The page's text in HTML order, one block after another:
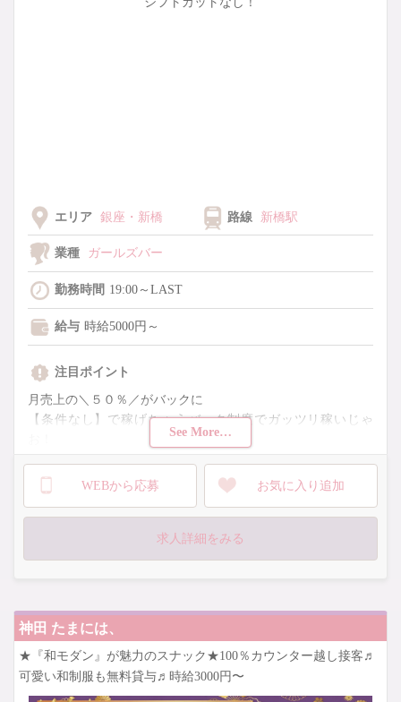
エリア 銀座・新橋 路線 新橋駅
業種 ガールズバー
勤務時間 19:00～LAST
給与 時給5000円～
See More…
注目ポイント
月売上の＼５０％／がバックに
【条件なし】で稼げちゃうバック制度でガッツリ稼いじゃ
未経験でも月売上５０％バックor接客した全てにバックが適
時給１万円も当たり前に叶っちゃいます♡
WEBから応募 お気に入り追加
求人詳細をみる
神田 たまには、
★『和モダン』が魅力のスナック★100％カウンター越し接客♬
可愛い和制服も無料貸与♬時給3000円〜